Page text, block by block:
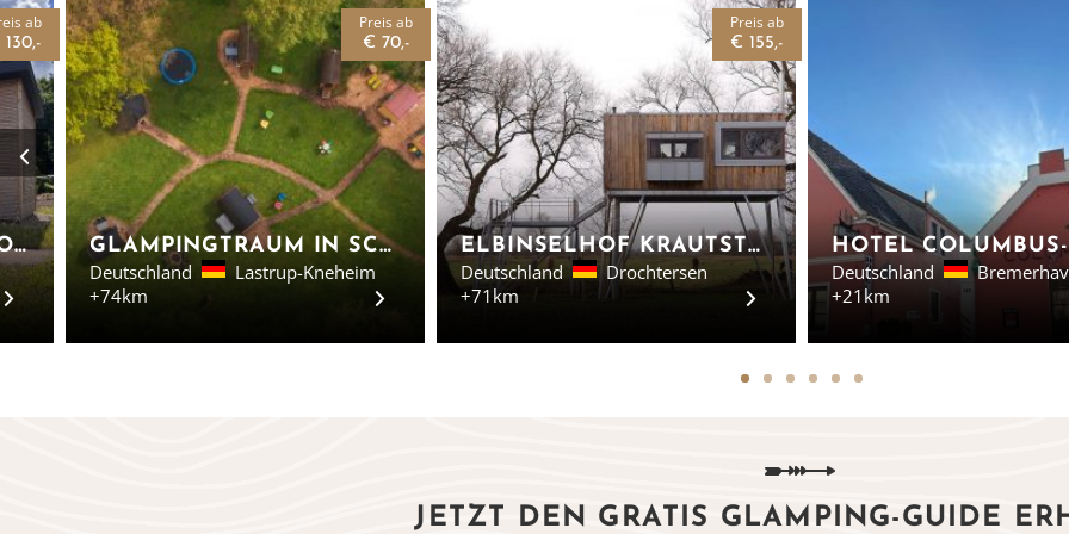
TINYHOUSE AHLENMOOR - TINYHOUSES IN WANNA
ab
GLAMPINGTRAUM IN SCHLAFFÄSSERN - NIEDERSACHSEN
Deutschland
Lastrup-Kneheim
+74km
Preis ab
€ 70,-
ELBINSELHOF KRAUTSTRAND - BAUMHÄUSER NIEDERSACHSEN
Deutschland
Drochtersen
+71km
Preis ab
€ 155,-
Deutschland
+21km
JETZT DEN GRATIS GLAMPING-GUIDE